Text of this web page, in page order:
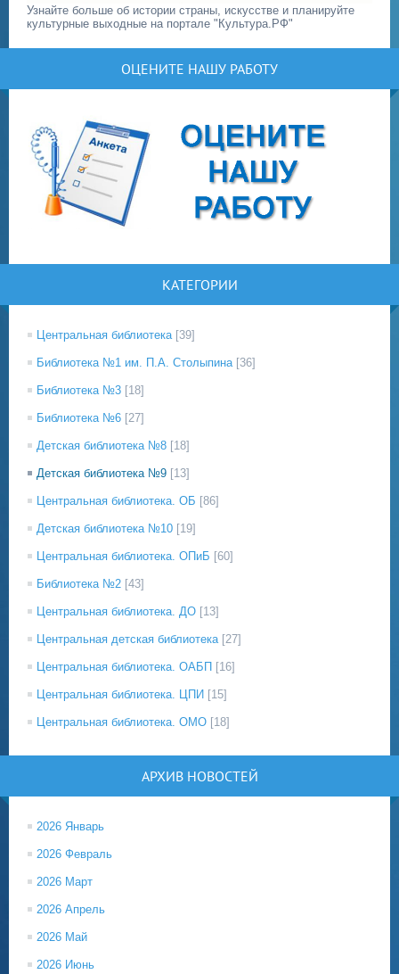
Узнайте больше об истории страны, искусстве и планируйте
культурные выходные на портале "Культура.РФ"
ОЦЕНИТЕ НАШУ РАБОТУ
КАТЕГОРИИ
Центральная библиотека [39]
Библиотека №1 им. П.А. Столыпина [36]
Библиотека №3 [18]
Библиотека №6 [27]
Детская библиотека №8 [18]
Детская библиотека №9 [13]
Центральная библиотека. ОБ [86]
Детская библиотека №10 [19]
Центральная библиотека. ОПиБ [60]
Библиотека №2 [43]
Центральная библиотека. ДО [13]
Центральная детская библиотека [27]
Центральная библиотека. ОАБП [16]
Центральная библиотека. ЦПИ [15]
Центральная библиотека. ОМО [18]
АРХИВ НОВОСТЕЙ
2026 Январь
2026 Февраль
2026 Март
2026 Апрель
2026 Май
2026 Июнь